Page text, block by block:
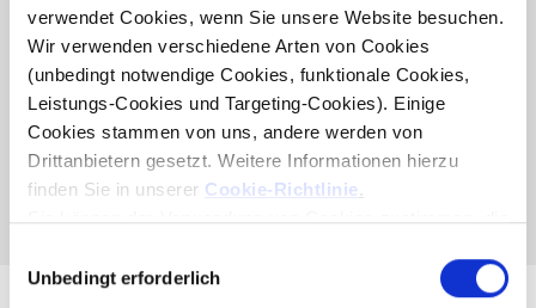
verwendet Cookies, wenn Sie unsere Website besuchen.
Wir verwenden verschiedene Arten von Cookies
(unbedingt notwendige Cookies, funktionale Cookies,
Leistungs-Cookies und Targeting-Cookies). Einige
Cookies stammen von uns, andere werden von
Drittanbietern gesetzt. Weitere Informationen hierzu
finden Sie in unserer Cookie-Richtlinie.
Sie können der Verwendung von Cookies zustimmen, die
Ihre Zustimmung bedeutet, dass Cookies gesetzt werden
dürfen und dass wir als Verantwortlicher Ihre
mitUnbedingt erforderlich
KNITTING FOR OLIVE
COMPATIBLE CASHMERE -
DUSTY DOVE BLUE